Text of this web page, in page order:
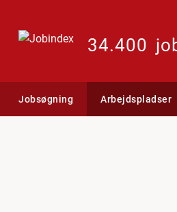
34.400
Jobsøgning Arbejdspladser